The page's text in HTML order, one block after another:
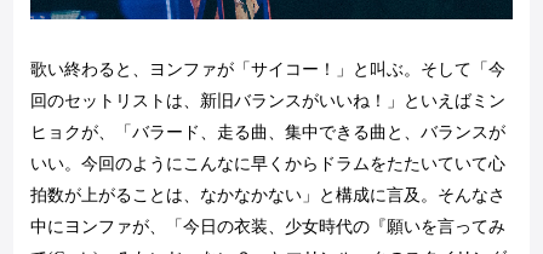
歌い終わると、ヨンファが「サイコー！」と叫ぶ。そして「今
回のセットリストは、新旧バランスがいいね！」といえばミン
ヒョクが、「バラード、走る曲、集中できる曲と、バランスが
いい。今回のようにこんなに早くからドラムをたたいていて心
拍数が上がることは、なかなかない」と構成に言及。そんなさ
中にヨンファが、「今日の衣装、少女時代の『願いを言ってみ